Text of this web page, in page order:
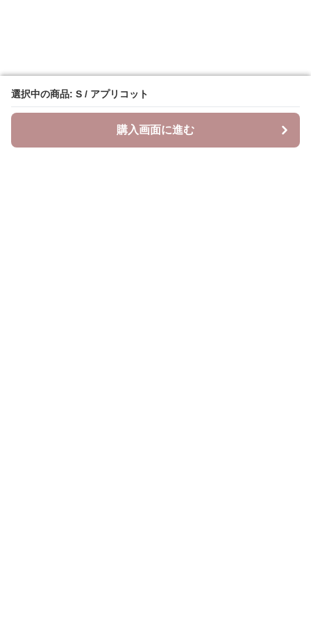
選択中の商品: S / アプリコット
購入画面に進む
選択中の商品: S / アプリコット
購入画面に進む